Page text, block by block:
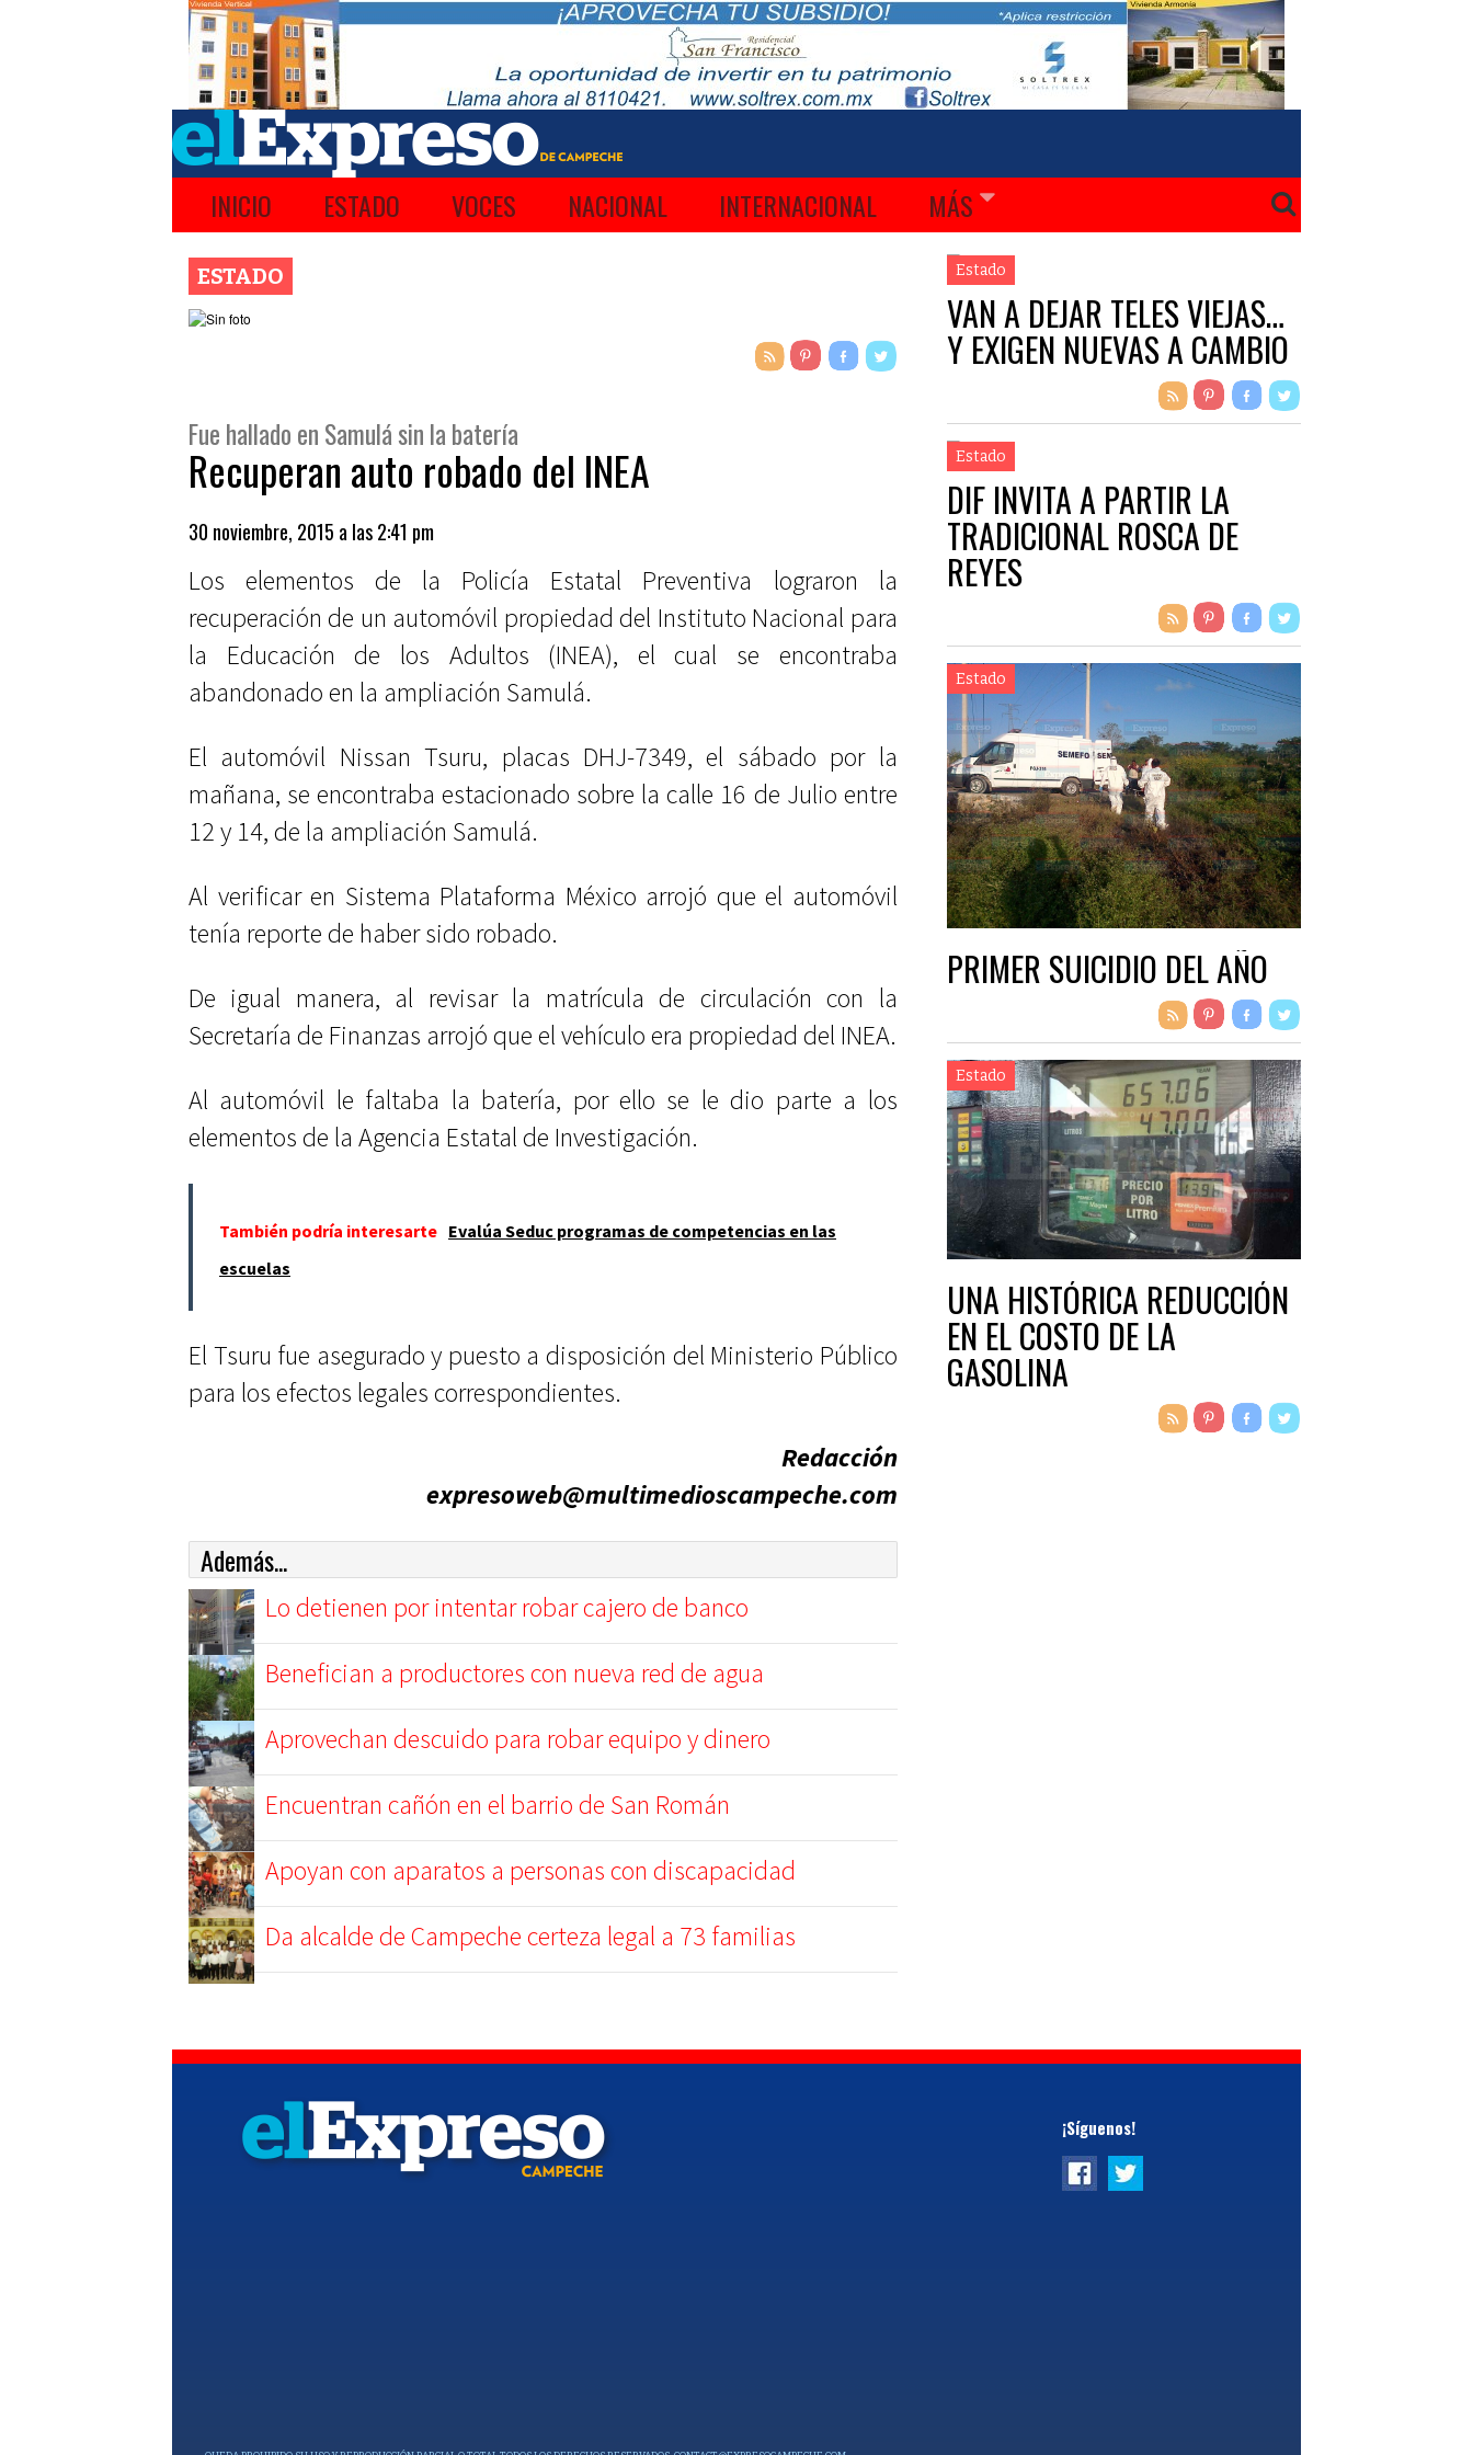
INICIO ESTADO VOCES NACIONAL INTERNACIONAL MÁS
ESTADO
Fue hallado en Samulá sin la batería
Recuperan auto robado del INEA
30 noviembre, 2015 a las 2:41 pm
Los elementos de la Policía Estatal Preventiva lograron la
recuperación de un automóvil propiedad del Instituto Nacional para
la Educación de los Adultos (INEA), el cual se encontraba
abandonado en la ampliación Samulá.
El automóvil Nissan Tsuru, placas DHJ-7349, el sábado por la
mañana, se encontraba estacionado sobre la calle 16 de Julio entre
12 y 14, de la ampliación Samulá.
Al verificar en Sistema Plataforma México arrojó que el automóvil
tenía reporte de haber sido robado.
De igual manera, al revisar la matrícula de circulación con la
Secretaría de Finanzas arrojó que el vehículo era propiedad del INEA.
Al automóvil le faltaba la batería, por ello se le dio parte a los
elementos de la Agencia Estatal de Investigación.
También podría interesarte Evalúa Seduc programas de competencias en las
escuelas
El Tsuru fue asegurado y puesto a disposición del Ministerio Público
para los efectos legales correspondientes.
Redacción
expresoweb@multimedioscampeche.com
Además...
Lo detienen por intentar robar cajero de banco
Benefician a productores con nueva red de agua
Aprovechan descuido para robar equipo y dinero
Encuentran cañón en el barrio de San Román
Apoyan con aparatos a personas con discapacidad
Da alcalde de Campeche certeza legal a 73 familias
Estado
VAN A DEJAR TELES VIEJAS…
Y EXIGEN NUEVAS A CAMBIO
Estado
DIF INVITA A PARTIR LA
TRADICIONAL ROSCA DE
REYES
Estado
PRIMER SUICIDIO DEL AÑO
Estado
UNA HISTÓRICA REDUCCIÓN
EN EL COSTO DE LA
GASOLINA
¡Síguenos!